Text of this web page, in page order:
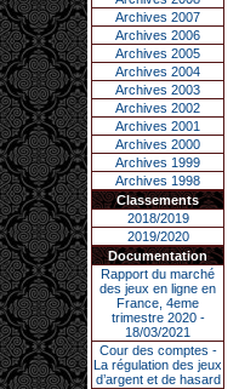
Archives 2007
Archives 2006
Archives 2005
Archives 2004
Archives 2003
Archives 2002
Archives 2001
Archives 2000
Archives 1999
Archives 1998
Classements
2018/2019
2019/2020
Documentation
Rapport du marché
des jeux en ligne en
France, 4eme
trimestre 2020 -
18/03/2021
Cour des comptes -
La régulation des jeux
d’argent et de hasard